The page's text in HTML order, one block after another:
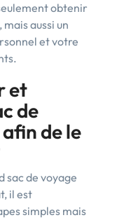
obtenir
aussi un
et votre
et
de
de le
sac de voyage
il est
simples mais